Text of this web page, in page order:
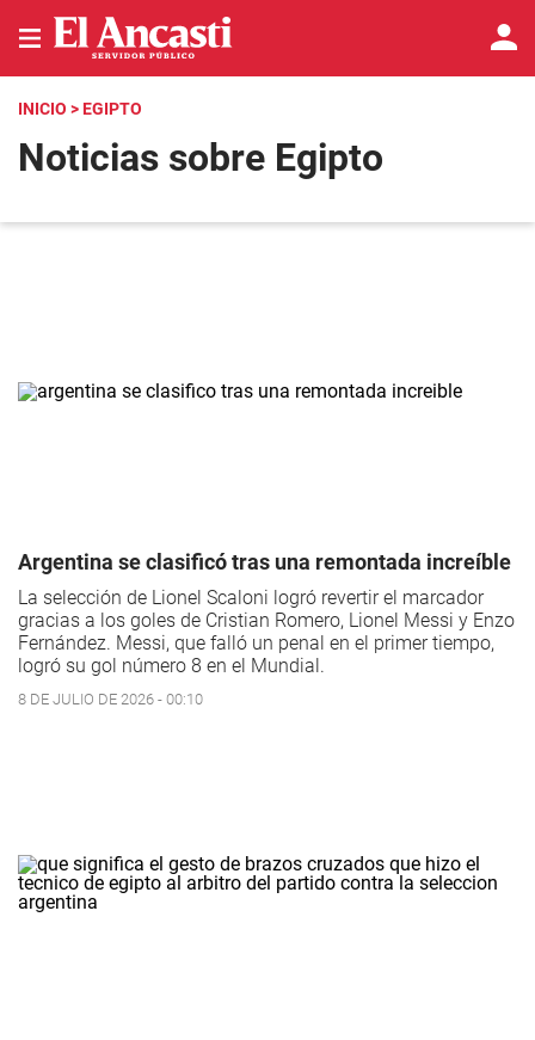
INICIO > EGIPTO
Noticias sobre Egipto
Argentina se clasificó tras una remontada increíble
La selección de Lionel Scaloni logró revertir el marcador
gracias a los goles de Cristian Romero, Lionel Messi y Enzo
Fernández. Messi, que falló un penal en el primer tiempo,
logró su gol número 8 en el Mundial.
8 DE JULIO DE 2026 - 00:10